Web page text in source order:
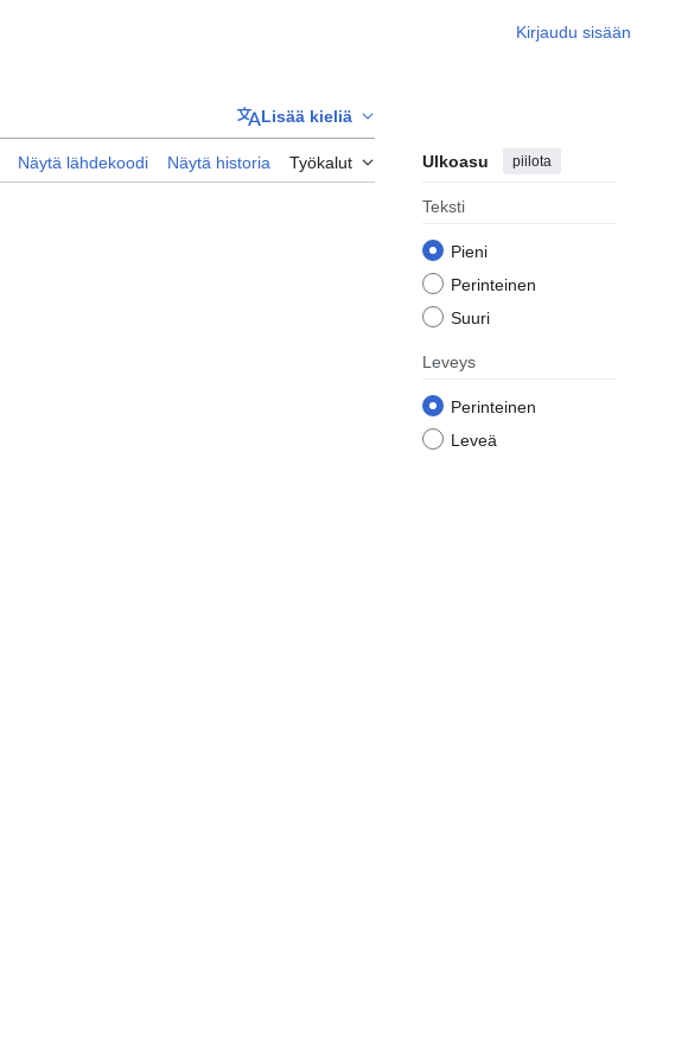
Kirjaudu sisään
Lisää kieliä
Näytä lähdekoodi Näytä historia Työkalut Ulkoasu piilota
Teksti
Pieni
Perinteinen
Suuri
Leveys
Perinteinen
Leveä